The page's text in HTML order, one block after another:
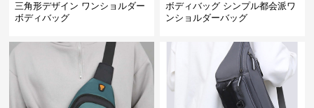
三角形デザイン ワンショルダー
ボディバッグ
ボディバッグ シンプル都会派ワ
ンショルダーバッグ